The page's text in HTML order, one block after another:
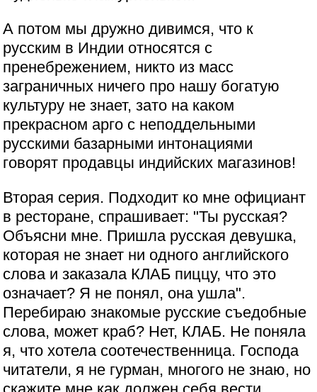
А потом мы дружно дивимся, что к
русским в Индии относятся с
пренебрежением, никто из масс
заграничных ничего про нашу богатую
культуру не знает, зато на каком
прекрасном арго с неподдельными
русскими базарными интонациями
говорят продавцы индийских магазинов!
Вторая серия. Подходит ко мне официант
в ресторане, спрашивает: "Ты русская?
Объясни мне. Пришла русская девушка,
которая не знает ни одного английского
слова и заказала КЛАБ пиццу, что это
означает? Я не понял, она ушла".
Перебираю знакомые русские съедобные
слова, может краб? Нет, КЛАБ. Не поняла
я, что хотела соотечественница. Господа
читатели, я не гурман, многого не знаю, но